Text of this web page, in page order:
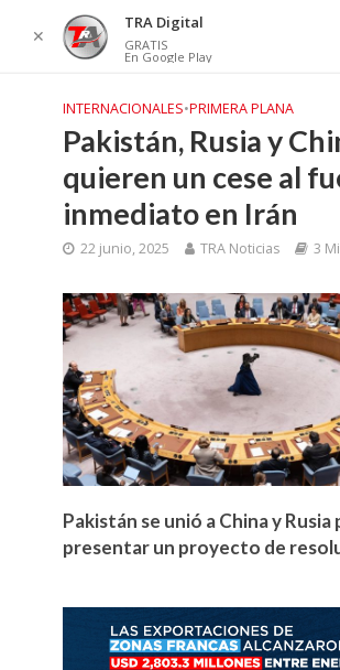
INTERNACIONALES•PRIMERA PLANA
Pakistán, Rusia y
quieren un cese al
inmediato en Irán
22 junio, 2025 TRA Noticias 3
Pakistán se unió a China y Rusia
presentar un proyecto de
✕
TRA Digital
GRATIS
En Google Play